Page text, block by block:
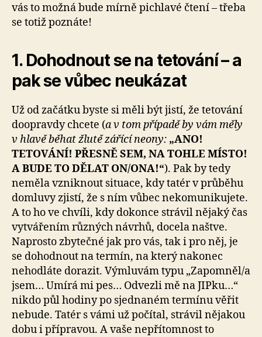
vás to možná bude mírně pichlavé čtení – třeba
se totiž poznáte!
1. Dohodnout se na tetování – a
pak se vůbec neukázat
Už od začátku byste si měli být jistí, že tetování
doopravdy chcete (a v tom případě by vám měly
v hlavě běhat žlutě zářící neony: „ANO!
TETOVÁNÍ! PŘESNĚ SEM, NA TOHLE MÍSTO!
A BUDE TO DĚLAT ON/ONA!“). Pak by tedy
neměla vzniknout situace, kdy tatér v průběhu
domluvy zjistí, že s ním vůbec nekomunikujete.
A to ho ve chvíli, kdy dokonce strávil nějaký čas
vytvářením různých návrhů, docela naštve.
Naprosto zbytečné jak pro vás, tak i pro něj, je
se dohodnout na termín, na který nakonec
nehodláte dorazit. Výmluvám typu „Zapomněl/a
jsem… Umírá mi pes… Odvezli mě na JIPku…“
nikdo půl hodiny po sjednaném termínu věřit
nebude. Tatér s vámi už počítal, strávil nějakou
dobu i přípravou. A vaše nepřítomnost to